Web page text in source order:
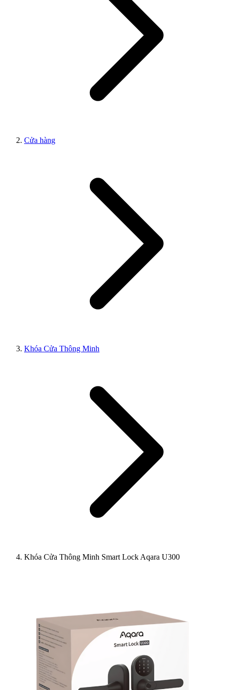
Cửa hàng
Khóa Cửa Thông Minh
Khóa Cửa Thông Minh Smart Lock Aqara U300